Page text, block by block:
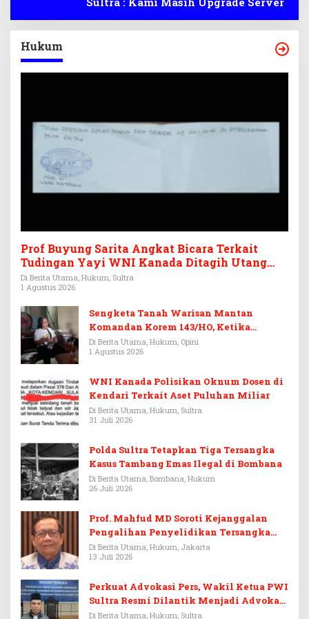
Hukum
Prof Buyung Sarita Angkat Bicara Terkait
Tudingan Yayi WNI Kanada Ditagih Utang
Rp3,6 Miliar
Di Berita Utama, Hukum, Sultra
1 Agustus 2026
Sengketa Tanah Warisan Mantan
Komandan Korem 143/HO, Ketika
Warisan Menjadi Arena Pemerasan
Di Berita Utama, Hukum, Opini
1 Agustus 2026
WNI Kanada Polisikan Oknum Dosen di
Kendari Terkait Aset Puluhan Miliar
Di Berita Utama, Hukum, Sultra
31 Juli 2026
Polda Sultra Tetapkan Tiga Tersangka
Kasus Tambang Emas Ilegal di Bombana
Di Berita Utama, Bombana, Hukum
26 Juli 2026
Prof. Mahfud MD Soroti Kejanggalan
Pengalihan Penyelidikan Tersangka
Febrie Adriansyah
Di Berita Utama, Hukum, Jakarta
13 Juli 2026
Perkuat Advokasi Pers, Wakil Ketua PWI
Sultra Resmi Dilantik Menjadi Advokat
PERADI
Di Berita Utama, Hukum, Sultra